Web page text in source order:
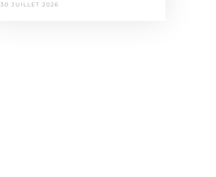
30 JUILLET 2026